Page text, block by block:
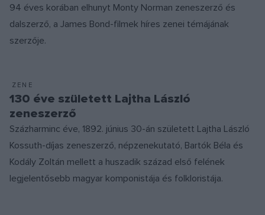
94 éves korában elhunyt Monty Norman zeneszerző és
dalszerző, a James Bond-filmek híres zenei témájának
szerzője.
ZENE
130 éve született Lajtha László
zeneszerző
Százharminc éve, 1892. június 30-án született Lajtha László
Kossuth-díjas zeneszerző, népzenekutató, Bartók Béla és
Kodály Zoltán mellett a huszadik század első felének
legjelentősebb magyar komponistája és folkloristája.